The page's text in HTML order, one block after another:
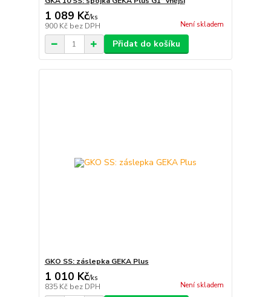
1 089 Kč/ks
900 Kč bez DPH Není skladem
Přidat do košíku
GKO SS: záslepka GEKA Plus
1 010 Kč/ks
835 Kč bez DPH Není skladem